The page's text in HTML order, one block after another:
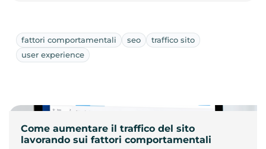
fattori comportamentali seo
traffico sito
user experience
Come aumentare il traffico del sito
lavorando sui fattori comportamentali